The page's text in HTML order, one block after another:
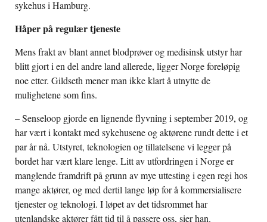
sykehus i Hamburg.
Håper på regulær tjeneste
Mens frakt av blant annet blodprøver og medisinsk utstyr har
blitt gjort i en del andre land allerede, ligger Norge foreløpig
noe etter. Gildseth mener man ikke klart å utnytte de
mulighetene som fins.
– Senseloop gjorde en lignende flyvning i september 2019, og
har vært i kontakt med sykehusene og aktørene rundt dette i et
par år nå. Utstyret, teknologien og tillatelsene vi legger på
bordet har vært klare lenge. Litt av utfordringen i Norge er
manglende framdrift på grunn av mye uttesting i egen regi hos
mange aktører, og med dertil lange løp for å kommersialisere
tjenester og teknologi. I løpet av det tidsrommet har
utenlandske aktører fått tid til å passere oss, sier han.